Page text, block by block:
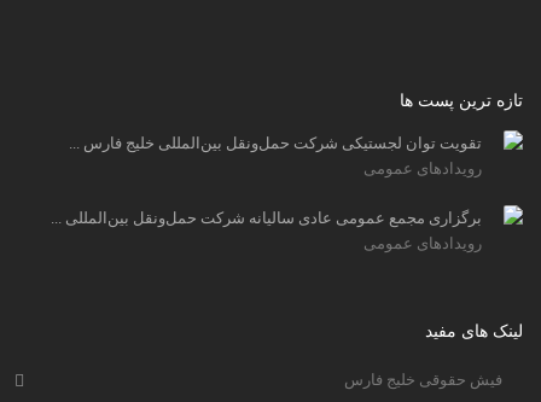
تازه ترین پست ها
تقویت توان لجستیکی شرکت حمل‌ونقل بین‌المللی خلیج فارس ...
رویدادهای عمومی
برگزاری مجمع عمومی عادی سالیانه شرکت حمل‌ونقل بین‌المللی ...
رویدادهای عمومی
لینک های مفید
فیش حقوقی خلیج فارس